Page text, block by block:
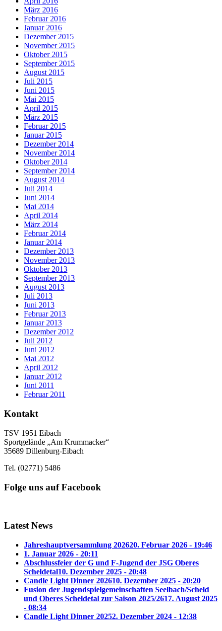
März 2016
Februar 2016
Januar 2016
Dezember 2015
November 2015
Oktober 2015
September 2015
August 2015
Juli 2015
Juni 2015
Mai 2015
April 2015
März 2015
Februar 2015
Januar 2015
Dezember 2014
November 2014
Oktober 2014
September 2014
August 2014
Juli 2014
Juni 2014
Mai 2014
April 2014
März 2014
Februar 2014
Januar 2014
Dezember 2013
November 2013
Oktober 2013
September 2013
August 2013
Juli 2013
Juni 2013
Februar 2013
Januar 2013
Dezember 2012
Juli 2012
Juni 2012
Mai 2012
April 2012
Januar 2012
Juni 2011
Februar 2011
Kontakt
TSV 1951 Eibach
Sportgelände „Am Krummacker“
35689 Dillenburg-Eibach
Tel. (02771) 5486
Folge uns auf Facebook
Latest News
Jahreshauptversammlung 202620. Februar 2026 - 19:46
1. Januar 2026 - 20:11
Abschlussfeier der G und F-Jugend der JSG Oberes
Scheldetal10. Dezember 2025 - 20:48
Candle Light Dinner 202610. Dezember 2025 - 20:20
Fusion der Jugendspielgemeinschaften Seelbach/Scheld
und Oberes Scheldetal zur Saison 2025/2617. August 2025
- 08:34
Candle Light Dinner 20252. Dezember 2024 - 12:38